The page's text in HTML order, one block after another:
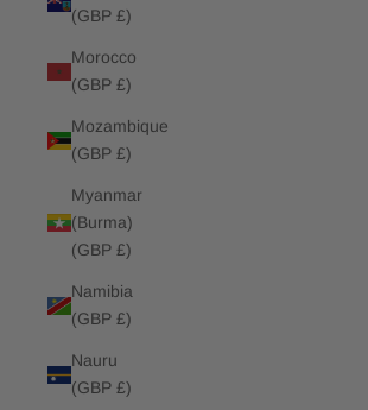
(GBP £)
Morocco
(GBP £)
Mozambique
(GBP £)
Myanmar
(Burma)
(GBP £)
Namibia
(GBP £)
Nauru
(GBP £)